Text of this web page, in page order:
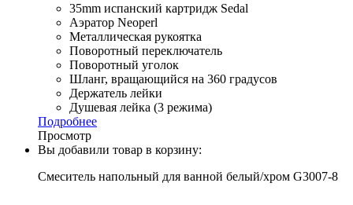
35mm испанский картридж Sedal
Аэратор Neoperl
Металлическая рукоятка
Поворотный переключатель
Поворотный уголок
Шланг, вращающийся на 360 градусов
Держатель лейки
Душевая лейка (3 режима)
Подробнее
Просмотр
Вы добавили товар в корзину:
Смеситель напольный для ванной белый/хром G3007-8